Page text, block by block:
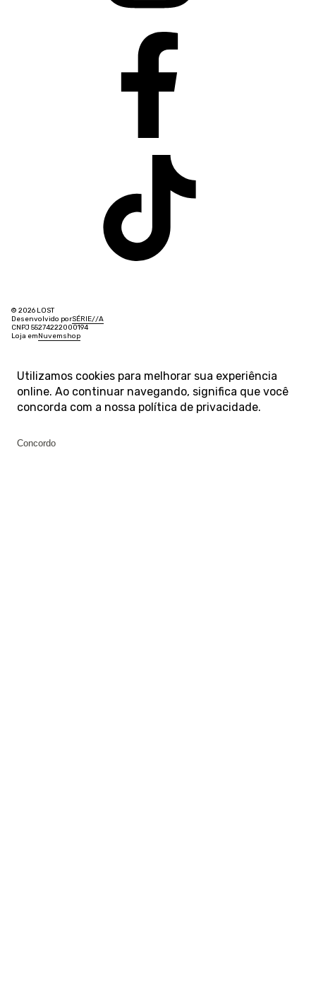
© 2026 LOST
Desenvolvido porSÉRIE//A
CNPJ 55274222000194
Loja emNuvemshop
Utilizamos cookies para melhorar sua experiência
online. Ao continuar navegando, significa que você
concorda com a nossa política de privacidade.
Concordo